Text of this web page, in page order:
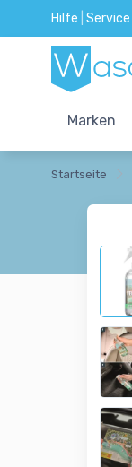
Hilfe Service
Marken
Startseite